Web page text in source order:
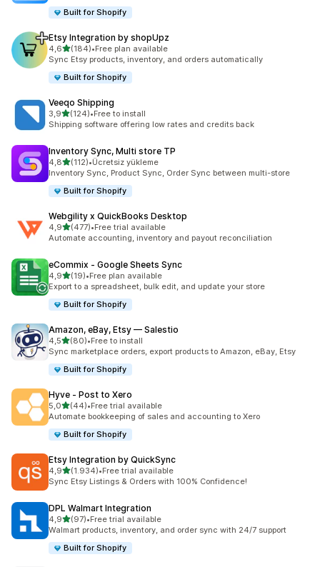
Built for Shopify
Etsy Integration by shopUpz
4,65 yıldız üzerinden
(184)
toplam 184 değerlendirme
•Free plan available
Sync Etsy products, inventory, and orders automatically
Built for Shopify
Veeqo Shipping
3,95 yıldız üzerinden
(124)
toplam 124 değerlendirme
•Free to install
Shipping software offering low rates and credits back
Inventory Sync, Multi store TP
4,85 yıldız üzerinden
(112)
toplam 112 değerlendirme
•Ücretsiz yükleme
Inventory Sync, Product Sync, Order Sync between multi-store
Built for Shopify
Webgility x QuickBooks Desktop
4,95 yıldız üzerinden
(477)
toplam 477 değerlendirme
•Free trial available
Automate accounting, inventory and payout reconciliation
eCommix ‑ Google Sheets Sync
4,95 yıldız üzerinden
(19)
toplam 19 değerlendirme
•Free plan available
Export to a spreadsheet, bulk edit, and update your store
Built for Shopify
Amazon, eBay, Etsy — Salestio
4,55 yıldız üzerinden
(80)
toplam 80 değerlendirme
•Free to install
Sync marketplace orders, export products to Amazon, eBay, Etsy
Built for Shopify
Hyve ‑ Post to Xero
5,05 yıldız üzerinden
(44)
toplam 44 değerlendirme
•Free trial available
Automate bookkeeping of sales and accounting to Xero
Built for Shopify
Etsy Integration by QuickSync
4,95 yıldız üzerinden
(1.934)
toplam 1934 değerlendirme
•Free trial available
Sync Etsy Listings & Orders with 100% Confidence!
DPL Walmart Integration
4,95 yıldız üzerinden
(97)
toplam 97 değerlendirme
•Free trial available
Walmart products, inventory, and order sync with 24/7 support
Built for Shopify